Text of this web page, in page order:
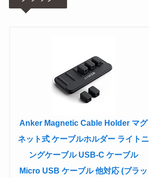
Anker Magnetic Cable Holder マグ
ネット式 ケーブルホルダー ライトニ
ングケーブル USB-C ケーブル
Micro USB ケーブル 他対応 (ブラッ